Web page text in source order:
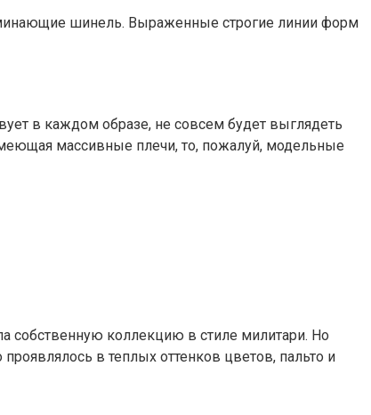
шинель. Выраженные строгие линии форм
в каждом образе, не совсем будет выглядеть
массивные плечи, то, пожалуй, модельные
собственную коллекцию в стиле милитари. Но
в теплых оттенков цветов, пальто и